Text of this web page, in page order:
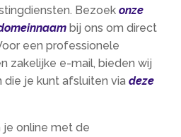
Bezoekonze
bij ons om direct
een professionele
zakelijke e-mail, bieden wij
die je kunt afsluiten viadeze
je online met de